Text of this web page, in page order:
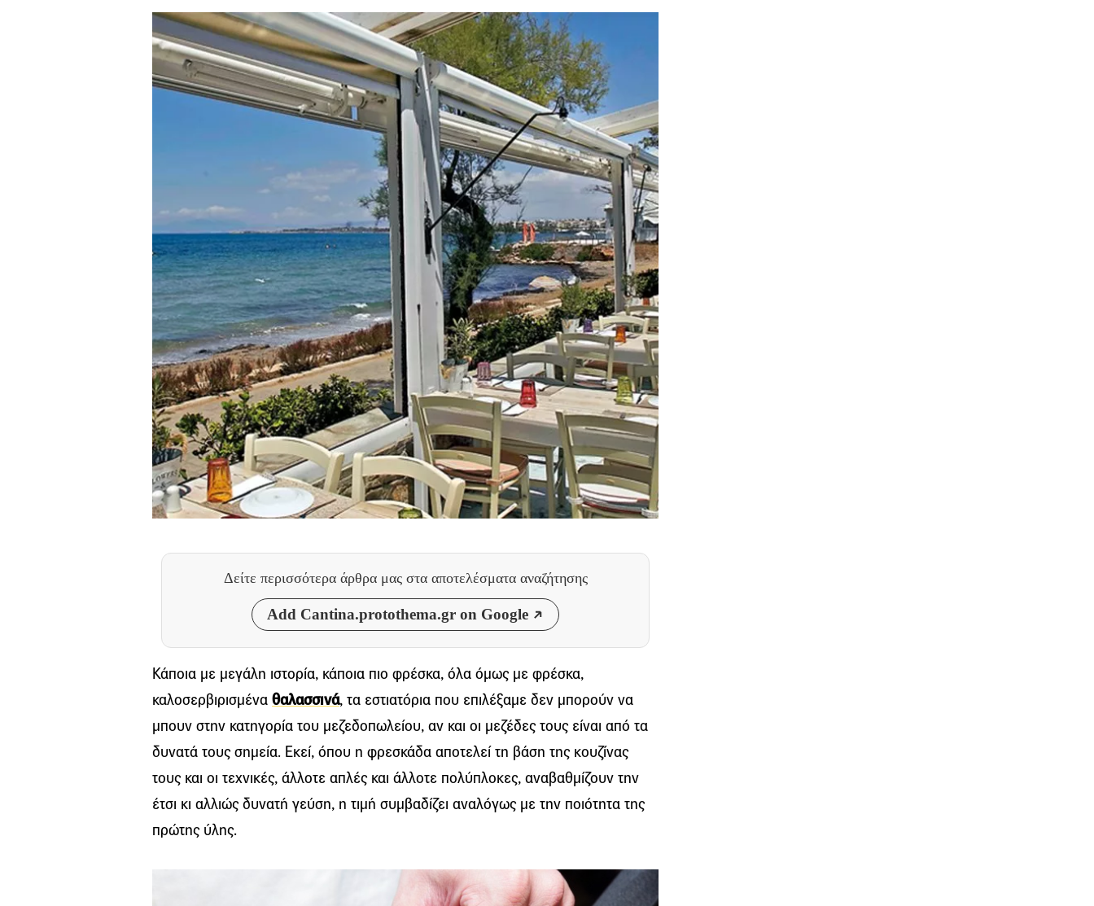
Δείτε περισσότερα άρθρα μας στα αποτελέσματα αναζήτησης
Add Cantina.protothema.gr on Google
Κάποια με μεγάλη ιστορία, κάποια πιο φρέσκα, όλα όμως με φρέσκα,
καλοσερβιρισμένα θαλασσινά, τα εστιατόρια που επιλέξαμε δεν μπορούν να
μπουν στην κατηγορία του μεζεδοπωλείου, αν και οι μεζέδες τους είναι από τα
δυνατά τους σημεία. Εκεί, όπου η φρεσκάδα αποτελεί τη βάση της κουζίνας
τους και οι τεχνικές, άλλοτε απλές και άλλοτε πολύπλοκες, αναβαθμίζουν την
έτσι κι αλλιώς δυνατή γεύση, η τιμή συμβαδίζει αναλόγως με την ποιότητα της
πρώτης ύλης.